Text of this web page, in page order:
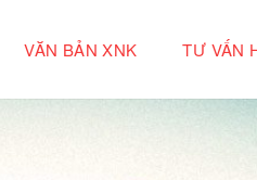
VĂN BẢN XNK TƯ VẤN